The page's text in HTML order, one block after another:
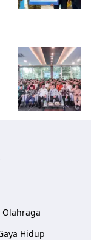
Olahraga
Hidup